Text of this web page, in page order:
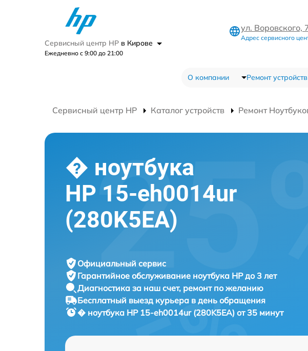
Сервисный центр HP в Кирове
Ежедневно с 9:00 до 21:00
ул. Воровского,
Адрес сервисного
О компании Ремонт устройств
Сервисный центр HP Каталог устройств Ремонт
� ноутбука
HP 15-eh0014ur
(280K5EA)
Официальный сервис
Гарантийное обслуживание ноутбука HP до 3 лет
Диагностика за наш счет, ремонт по желанию
Бесплатный выезд курьера в день обращения
� ноутбука HP 15-eh0014ur (280K5EA) от 35 минут